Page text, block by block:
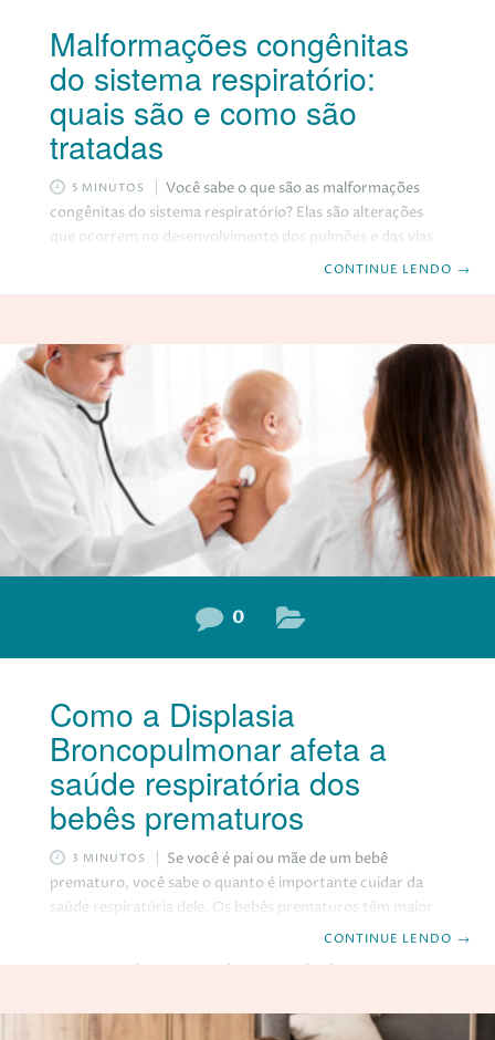
Malformações congênitas
do sistema respiratório:
quais são e como são
tratadas
5 MINUTOS
Você sabe o que são as malformações
congênitas do sistema respiratório? Elas são alterações
que ocorrem no desenvolvimento dos pulmões e das vias
aéreas durante a gestação, podendo causar problemas
respiratório podem afetar diferentes partes dos pulmões
e das vias aéreas, como os brônquios, os bronquíolos, os
alvéolos e os vasos sanguíneos. Elas podem ser isoladas ou
associadas a
CONTINUE LENDO →
0
Como a Displasia
Broncopulmonar afeta a
saúde respiratória dos
bebês prematuros
3 MINUTOS
Se você é pai ou mãe de um bebê
prematuro, você sabe o quanto é importante cuidar da
saúde respiratória dele. Os bebês prematuros têm maior
risco de desenvolver uma doença pulmonar crônica
uma doença pulmonar crônica que afeta os bebês
CONTINUE LENDO →